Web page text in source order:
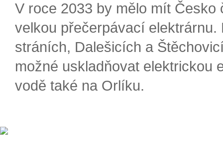
V roce 2033 by mělo mít Česko
velkou přečerpávací elektrárnu.
stráních, Dalešicích a
možné uskladňovat elektrickou
vodě také na Orlíku.